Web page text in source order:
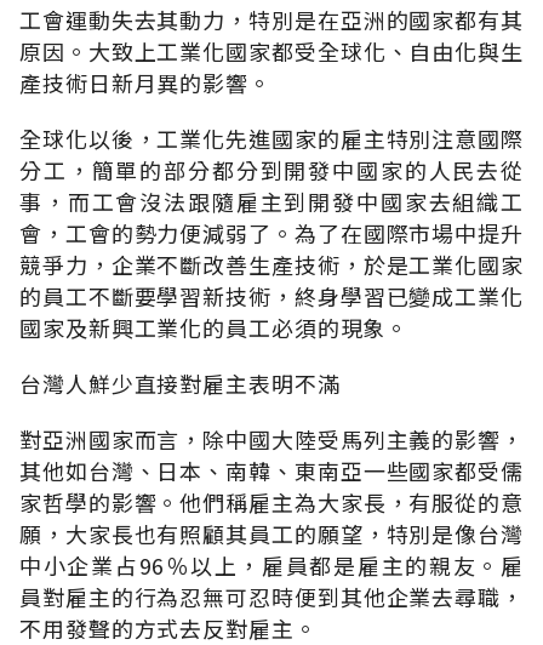
工會運動失去其動力，特別是在亞洲的國家都有其
原因。大致上工業化國家都受全球化、自由化與生
產技術日新月異的影響。
全球化以後，工業化先進國家的雇主特別注意國際
分工，簡單的部分都分到開發中國家的人民去從
事，而工會沒法跟隨雇主到開發中國家去組織工
會，工會的勢力便減弱了。為了在國際市場中提升
競爭力，企業不斷改善生產技術，於是工業化國家
的員工不斷要學習新技術，終身學習已變成工業化
國家及新興工業化的員工必須的現象。
台灣人鮮少直接對雇主表明不滿
對亞洲國家而言，除中國大陸受馬列主義的影響，
其他如台灣、日本、南韓、東南亞一些國家都受儒
家哲學的影響。他們稱雇主為大家長，有服從的意
願，大家長也有照顧其員工的願望，特別是像台灣
中小企業占96％以上，雇員都是雇主的親友。雇
員對雇主的行為忍無可忍時便到其他企業去尋職，
不用發聲的方式去反對雇主。